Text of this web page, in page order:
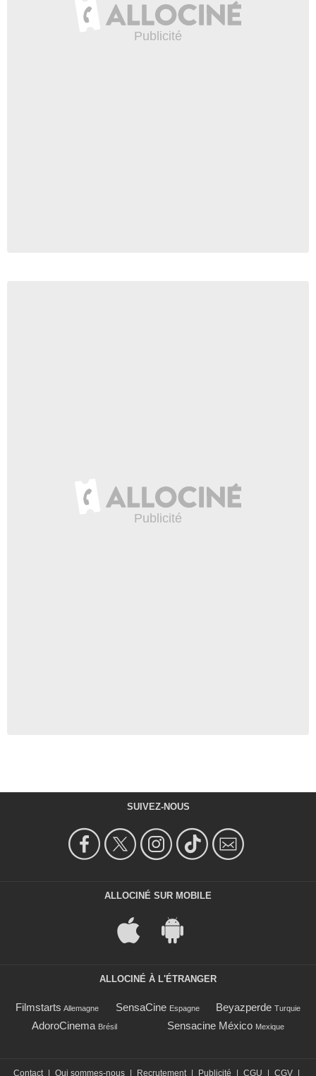
SUIVEZ-NOUS
ALLOCINÉ SUR MOBILE
ALLOCINÉ À L'ÉTRANGER
Filmstarts Allemagne SensaCine Espagne Beyazperde Turquie
AdoroCinema Brésil Sensacine México Mexique
Contact | Qui sommes-nous | Recrutement | Publicité | CGU | CGV |